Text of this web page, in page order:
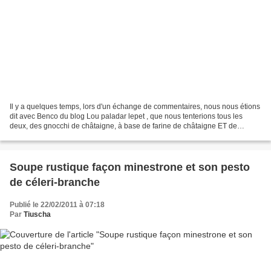
Il y a quelques temps, lors d'un échange de commentaires, nous nous étions
dit avec Benco du blog Lou paladar lepet , que nous tenterions tous les
deux, des gnocchi de châtaigne, à base de farine de châtaigne ET de
Soupe rustique façon minestrone et son pesto
de céleri-branche
Publié le 22/02/2011 à 07:18
Par Tiuscha